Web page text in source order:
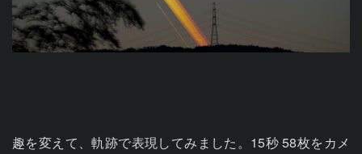
趣を変えて、軌跡で表現してみました。15秒 58枚をカメ